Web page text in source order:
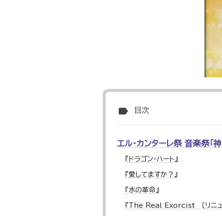
label 目次
エル・カンターレ祭 音楽祭
『ドラゴン・ハート』
『愛してますか？』
『水の革命』
『The Real Exorcist 〔リニュ